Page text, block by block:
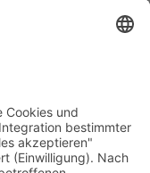
und